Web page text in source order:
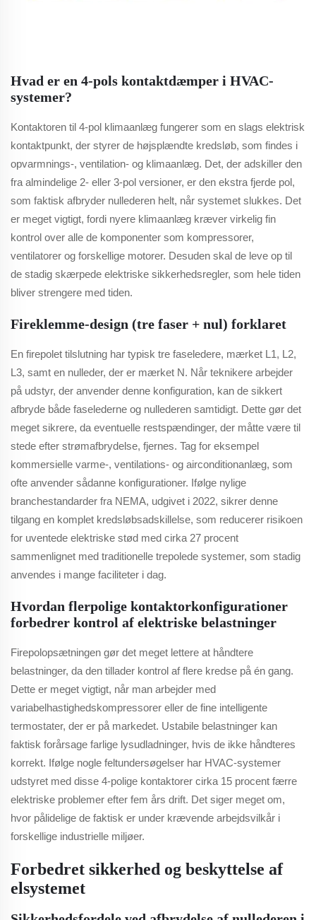
Hvad er en 4-pols kontaktdæmper i HVAC-
systemer?
Kontaktoren til 4-pol klimaanlæg fungerer som en slags elektrisk
kontaktpunkt, der styrer de højsplændte kredsløb, som findes i
opvarmnings-, ventilation- og klimaanlæg. Det, der adskiller den
fra almindelige 2- eller 3-pol versioner, er den ekstra fjerde pol,
som faktisk afbryder nullederen helt, når systemet slukkes. Det
er meget vigtigt, fordi nyere klimaanlæg kræver virkelig fin
kontrol over alle de komponenter som kompressorer,
ventilatorer og forskellige motorer. Desuden skal de leve op til
de stadig skærpede elektriske sikkerhedsregler, som hele tiden
bliver strengere med tiden.
Fireklemme-design (tre faser + nul) forklaret
En firepolet tilslutning har typisk tre faseledere, mærket L1, L2,
L3, samt en nulleder, der er mærket N. Når teknikere arbejder
på udstyr, der anvender denne konfiguration, kan de sikkert
afbryde både faselederne og nullederen samtidigt. Dette gør det
meget sikrere, da eventuelle restspændinger, der måtte være til
stede efter strømafbrydelse, fjernes. Tag for eksempel
kommersielle varme-, ventilations- og airconditionanlæg, som
ofte anvender sådanne konfigurationer. Ifølge nylige
branchestandarder fra NEMA, udgivet i 2022, sikrer denne
tilgang en komplet kredsløbsadskillelse, som reducerer risikoen
for uventede elektriske stød med cirka 27 procent
sammenlignet med traditionelle trepolede systemer, som stadig
anvendes i mange faciliteter i dag.
Hvordan flerpolige kontaktorkonfigurationer
forbedrer kontrol af elektriske belastninger
Firepolopsætningen gør det meget lettere at håndtere
belastninger, da den tillader kontrol af flere kredse på én gang.
Dette er meget vigtigt, når man arbejder med
variabelhastighedskompressorer eller de fine intelligente
termostater, der er på markedet. Ustabile belastninger kan
faktisk forårsage farlige lysudladninger, hvis de ikke håndteres
korrekt. Ifølge nogle feltundersøgelser har HVAC-systemer
udstyret med disse 4-polige kontaktorer cirka 15 procent færre
elektriske problemer efter fem års drift. Det siger meget om,
hvor pålidelige de faktisk er under krævende arbejdsvilkår i
forskellige industrielle miljøer.
Forbedret sikkerhed og beskyttelse af
elsystemet